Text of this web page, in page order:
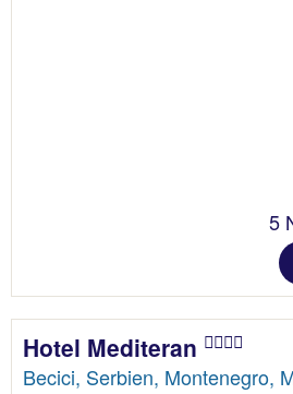
5
Hotel Mediteran
Becici, Serbien, Montenegro,